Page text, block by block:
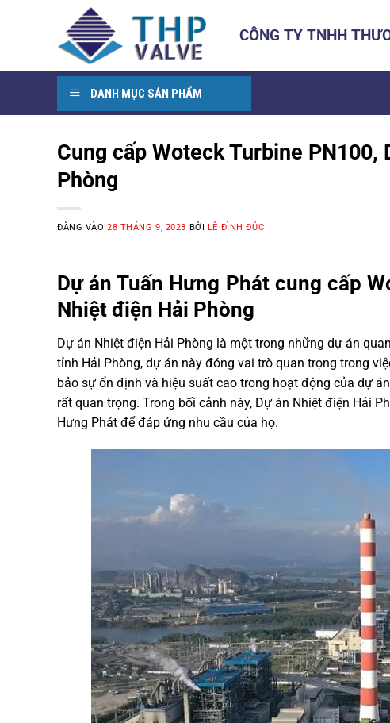
dung
CÔNG TY TNHH
DANH MỤC SẢN PHẨM
Cung cấp Woteck Turbine
Phòng
ĐĂNG VÀO28 THÁNG 9, 2023 BỞI LÊ ĐÌNH ĐỨC
Dự án Tuấn Hưng Phát cung cấp
Nhiệt điện Hải Phòng
Dự án Nhiệt điện Hải Phòng là một trong những dự án
tỉnh Hải Phòng, dự án này đóng vai trò quan trọng trong
bảo sự ổn định và hiệu suất cao trong hoạt động của dự
rất quan trọng. Trong bối cảnh này, Dự án Nhiệt điện Hải
Hưng Phát để đáp ứng nhu cầu của họ.